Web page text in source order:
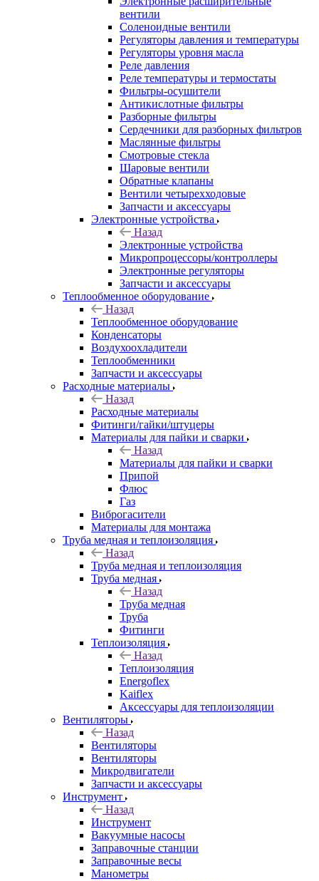
вентили
Соленоидные вентили
Регуляторы давления и температуры
Регуляторы уровня масла
Реле давления
Реле температуры и термостаты
Фильтры-осушители
Антикислотные фильтры
Разборные фильтры
Сердечники для разборных фильтров
Маслянные фильтры
Смотровые стекла
Шаровые вентили
Обратные клапаны
Вентили четырехходовые
Запчасти и аксессуары
Электронные устройства
Назад
Электронные устройства
Микропроцессоры/контроллеры
Электронные регуляторы
Запчасти и аксессуары
Теплообменное оборудование
Назад
Теплообменное оборудование
Конденсаторы
Воздухоохладители
Теплообменники
Запчасти и аксессуары
Расходные материалы
Назад
Расходные материалы
Фитинги/гайки/штуцеры
Материалы для пайки и сварки
Назад
Материалы для пайки и сварки
Припой
Флюс
Газ
Виброгасители
Материалы для монтажа
Труба медная и теплоизоляция
Назад
Труба медная и теплоизоляция
Труба медная
Назад
Труба медная
Труба
Фитинги
Теплоизоляция
Назад
Теплоизоляция
Energoflex
Kaiflex
Аксессуары для теплоизоляции
Вентиляторы
Назад
Вентиляторы
Вентиляторы
Микродвигатели
Запчасти и аксессуары
Инструмент
Назад
Инструмент
Вакуумные насосы
Заправочные станции
Заправочные весы
Манометры